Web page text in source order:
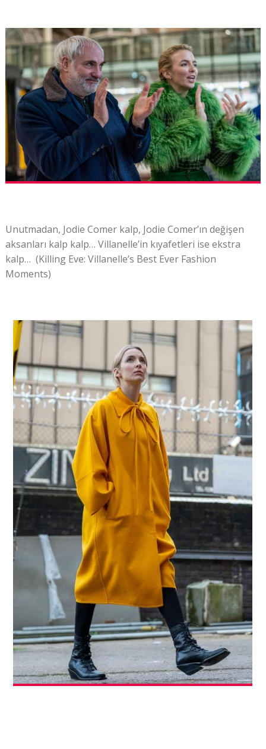
Unutmadan, Jodie Comer kalp, Jodie Comer’ın değişen
aksanları kalp kalp… Villanelle’in kıyafetleri ise ekstra
kalp… (Killing Eve: Villanelle’s Best Ever Fashion
Moments)